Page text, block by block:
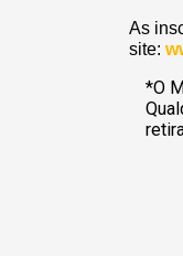
As
site:
*O